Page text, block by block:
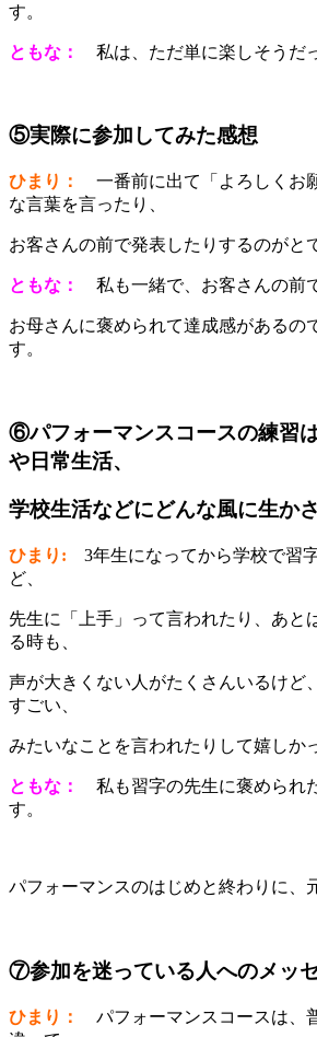
す。
ともな： 私は、ただ単に楽しそうだ
⑤実際に参加してみた感想
ひまり：
一番前に出て「よろしくお
な言葉を言ったり、
お客さんの前で発表したりするのがと
ともな： 私も一緒で、お客さんの前
お母さんに褒められて達成感があるの
す。
⑥パフォーマンスコースの練習
や日常生活、
学校生活などにどんな風に生か
ひまり: 3年生になってから学校で習
ど、
先生に「上手」って言われたり、あと
る時も、
声が大きくない人がたくさんいるけど
すごい、
みたいなことを言われたりして嬉しか
ともな： 私も習字の先生に褒められ
す。
パフォーマンスのはじめと終わりに、
⑦参加を迷っている人へのメッ
ひまり： パフォーマンスコースは、